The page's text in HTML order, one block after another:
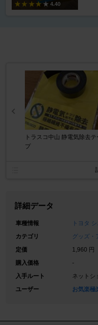
4.40
トラスコ中山 静電気除去テ
プ
詳細データ
車種情報
トヨタ
カテゴリ
グッズ・
定価
1,960 円
購入価格
-
入手ルート
ネット
ユーザー
お気楽極